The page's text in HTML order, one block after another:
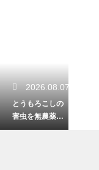
2026.08.07
とうもろこしの
害虫を無農薬で
防ぐ対策！ネッ